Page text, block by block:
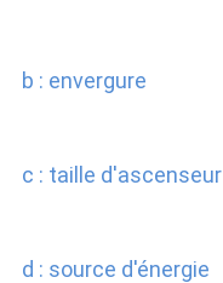
b : envergure
c : taille d'ascenseur
d : source d'énergie